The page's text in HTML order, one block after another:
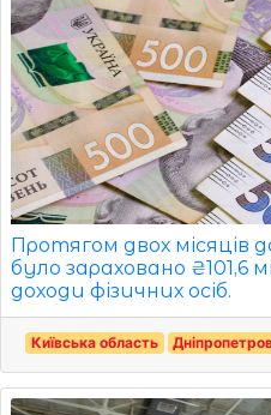
Протягом двох місяців
було зараховано ₴101,6
доходи фізичних осіб.
Київська область